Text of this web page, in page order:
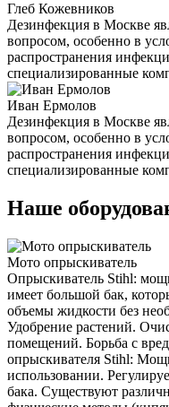
Глеб Кожевников
Дезинфекция в Москве
вопросом, особенно в
распространения
специализированные
Иван Ермолов
Дезинфекция в Москве
вопросом, особенно в
распространения
специализированные
Наше
Мото опрыскиватель
Опрыскиватель Stihl:
имеет большой бак,
объемы жидкости без
Удобрение растений.
помещений. Борьба с
опрыскивателя Stihl:
использовании.
бака. Существуют